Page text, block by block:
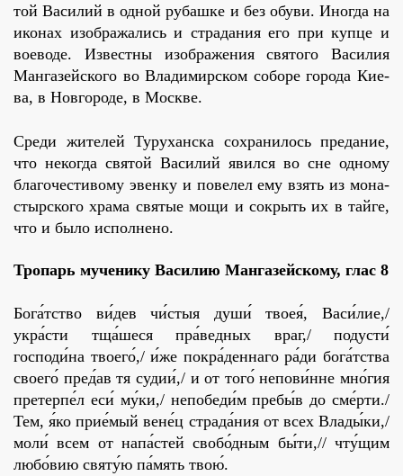
той Ва­си­лий в од­ной ру­баш­ке и без обу­ви. Ино­гда на
ико­нах изо­бра­жа­лись и стра­да­ния его при куп­це и
во­е­во­де. Из­вест­ны изо­бра­же­ния свя­то­го Ва­си­лия
Ман­га­зей­ско­го во Вла­ди­мир­ском со­бо­ре го­ро­да Ки­е­
ва, в Нов­го­ро­де, в Москве.
Сре­ди жи­те­лей Ту­ру­хан­ска со­хра­ни­лось пре­да­ние,
что неко­гда свя­той Ва­си­лий явил­ся во сне од­но­му
бла­го­че­сти­во­му эвен­ку и по­ве­лел ему взять из мо­на­
стыр­ско­го хра­ма свя­тые мо­щи и со­крыть их в тай­ге,
что и бы­ло ис­пол­не­но.
Тропарь мученику Василию Мангазейскому, глас 8
Бога́тство ви́дев чи́стыя души́ твоея́, Васи́лие,/
укра́сти тща́шеся пра́ведных враг,/ подусти́
господи́на твоего́,/ и́же покра́деннаго ра́ди бога́тства
своего́ пред́ав тя судии́,/ и от того́ непови́нне мно́гия
претерпе́л еси́ му́ки,/ непобеди́м пребы́в до сме́рти./
Тем, я́ко прие́мый вене́ц страда́ния от всех Влады́ки,/
моли́ всем от напа́стей свобо́дным бы́ти,// чту́щим
любо́вию святу́ю па́мять твою́.